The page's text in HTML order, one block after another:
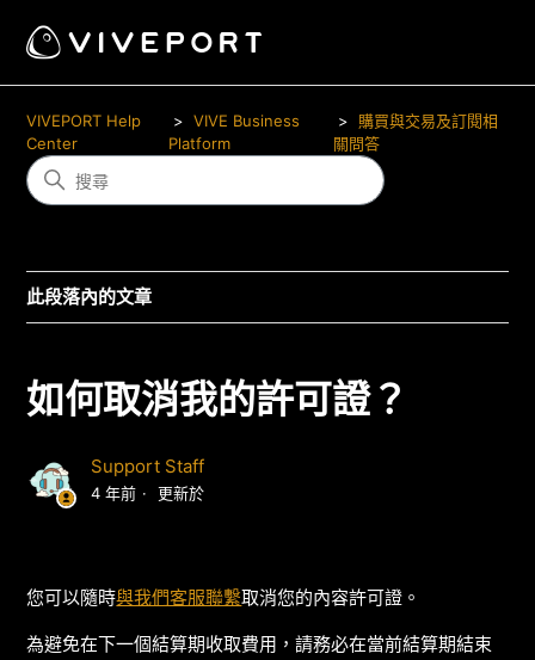
VIVEPORT Help
Center
VIVE Business
Platform
購買與交易及訂閱相
關問答
此段落內的文章
如何取消我的許可證？
Support Staff
4 年前 更新於
您可以隨時與我們客服聯繫取消您的內容許可證。
為避免在下一個結算期收取費用，請務必在當前結算期結束